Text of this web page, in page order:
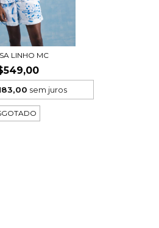
LINHO MC
sem juros